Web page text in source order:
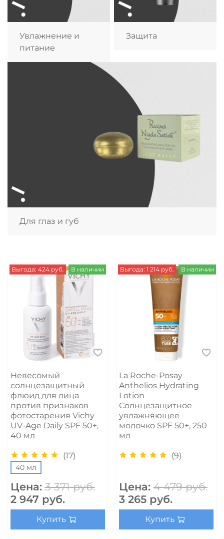
Увлажнение и
питание
Защита
Для глаз и губ
Выгода: 424 руб. В наличии
Невесомый
солнцезащитный
флюид для лица
против признаков
фотостарения Vichy
UV-Age Daily SPF 50+,
40 мл
(17)
40 мл
Цена: 3 371 руб.
2 947 руб.
Купить
Выгода: 1 214 руб. В наличии
La Roche-Posay
Anthelios Hydrating
Lotion
Солнцезащитное
увлажняющее
молочко SPF 50+, 250
мл
(9)
Цена: 4 479 руб.
3 265 руб.
Купить